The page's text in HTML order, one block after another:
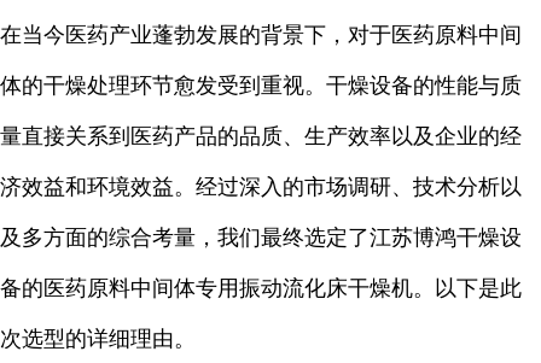
在当今医药产业蓬勃发展的背景下，对于医药原料中间
体的干燥处理环节愈发受到重视。干燥设备的性能与质
量直接关系到医药产品的品质、生产效率以及企业的经
济效益和环境效益。经过深入的市场调研、技术分析以
及多方面的综合考量，我们最终选定了江苏博鸿干燥设
备的医药原料中间体专用振动流化床干燥机。以下是此
次选型的详细理由。